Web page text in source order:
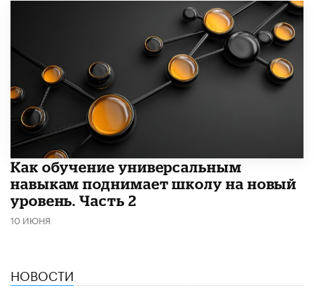
​Как обучение универсальным
навыкам поднимает школу на новый
уровень. Часть 2
10 ИЮНЯ
НОВОСТИ